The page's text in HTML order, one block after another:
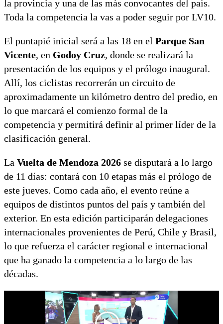
la provincia y una de las más convocantes del país.
Toda la competencia la vas a poder seguir por LV10.
El puntapié inicial será a las 18 en el Parque San
Vicente, en Godoy Cruz, donde se realizará la
presentación de los equipos y el prólogo inaugural.
Allí, los ciclistas recorrerán un circuito de
aproximadamente un kilómetro dentro del predio, en
lo que marcará el comienzo formal de la
competencia y permitirá definir al primer líder de la
clasificación general.
La Vuelta de Mendoza 2026 se disputará a lo largo
de 11 días: contará con 10 etapas más el prólogo de
este jueves. Como cada año, el evento reúne a
equipos de distintos puntos del país y también del
exterior. En esta edición participarán delegaciones
internacionales provenientes de Perú, Chile y Brasil,
lo que refuerza el carácter regional e internacional
que ha ganado la competencia a lo largo de las
décadas.